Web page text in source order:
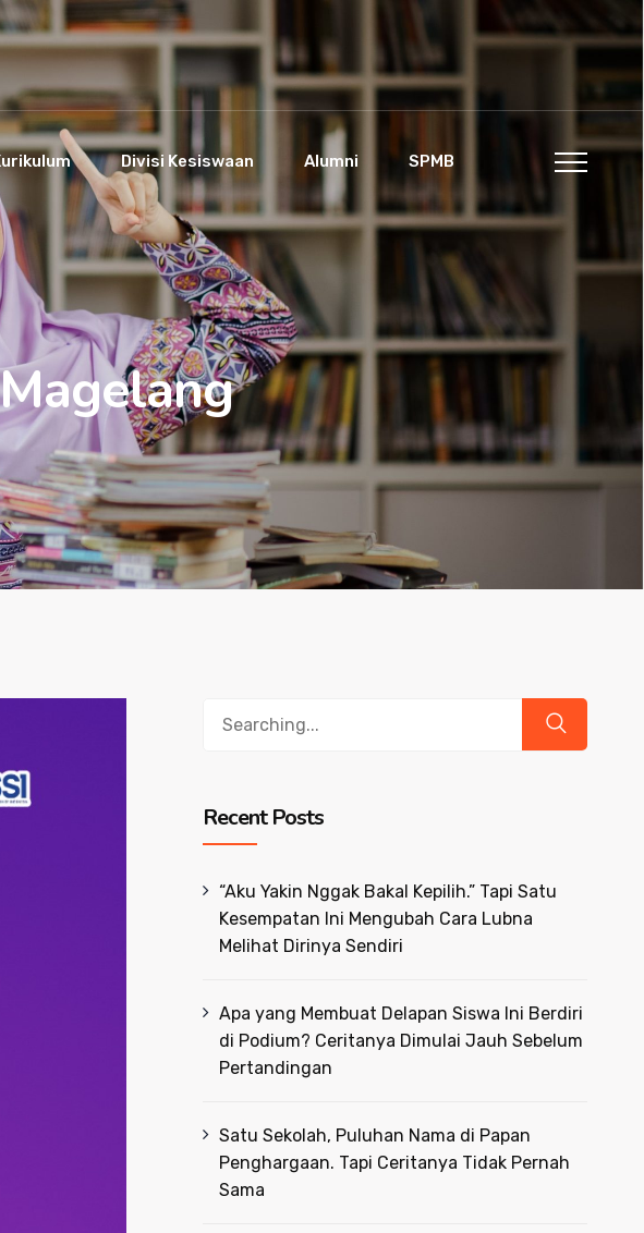
Divisi Kesiswaan Alumni SPMB
Recent Posts
“Aku Yakin Nggak Bakal Kepilih.” Tapi Satu
Kesempatan Ini Mengubah Cara Lubna
Melihat Dirinya Sendiri
Apa yang Membuat Delapan Siswa Ini Berdiri
di Podium? Ceritanya Dimulai Jauh Sebelum
Pertandingan
Satu Sekolah, Puluhan Nama di Papan
Penghargaan. Tapi Ceritanya Tidak Pernah
Sama